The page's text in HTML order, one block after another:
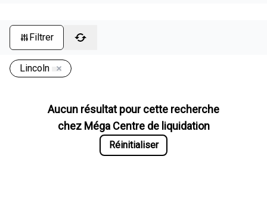
Filtrer
Lincoln
Aucun résultat pour cette recherche
chez Méga Centre de liquidation
Réinitialiser